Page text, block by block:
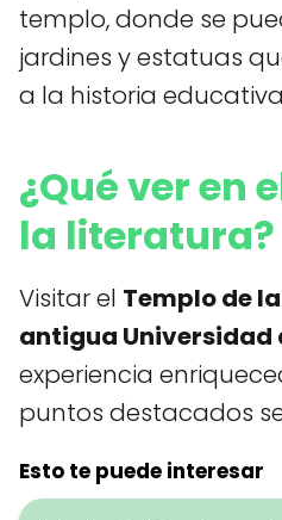
templo, donde se
jardines y estatuas
a la historia
¿Qué ver en
la literatura?
Visitar el Templo de
antigua Universidad
experiencia
puntos destacados
Esto te puede interesar